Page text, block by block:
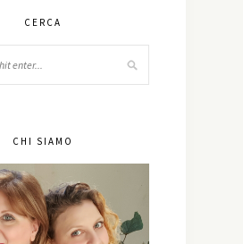
CERCA
CHI SIAMO